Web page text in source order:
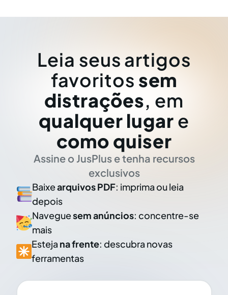
Leia seus artigos
favoritos sem
distrações, em
qualquer lugar e
como quiser
Assine o JusPlus e tenha recursos
exclusivos
Baixearquivos PDF: imprima ou leia
depois
Naveguesem anúncios: concentre-se
mais
Esteja na frente: descubra novas
ferramentas